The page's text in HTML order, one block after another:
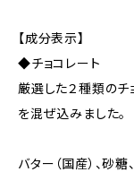
【成分表示】
◆チョコレート
厳選した２種類のチ
を混ぜ込みました。
バター（国産）、砂